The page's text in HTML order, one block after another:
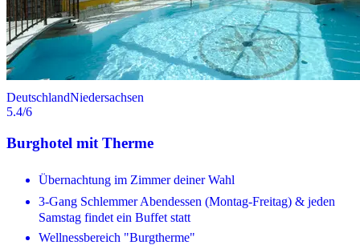
DeutschlandNiedersachsen
5.4/6
Burghotel mit Therme
Übernachtung im Zimmer deiner Wahl
3-Gang Schlemmer Abendessen (Montag-Freitag) & jeden
Samstag findet ein Buffet statt
Wellnessbereich "Burgtherme"